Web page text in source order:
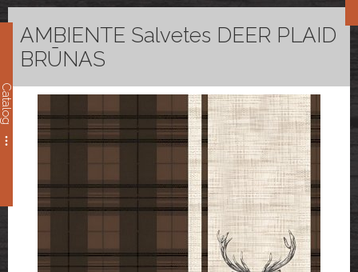
Catalog
AMBIENTE Salvetes DEER PLAID
BRŪNAS